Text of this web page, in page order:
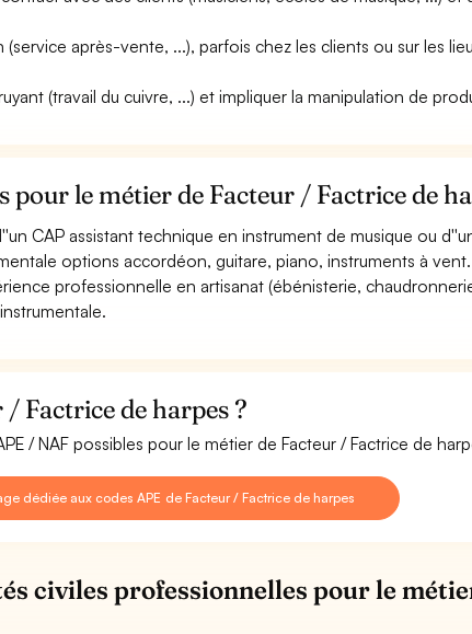
après-vente, ...), parfois chez les clients ou sur les
(travail du cuivre, ...) et impliquer la manipulation de
le métier de Facteur / Factrice de
CAP assistant technique en instrument de musique ou
options accordéon, guitare, piano, instruments à vent.
professionnelle en artisanat (ébénisterie,
Factrice de harpes ?
/ NAF possibles pour le métier de Facteur / Factrice de
dédiée aux codes APE de Facteur / Factrice de harpes
civiles professionnelles pour le